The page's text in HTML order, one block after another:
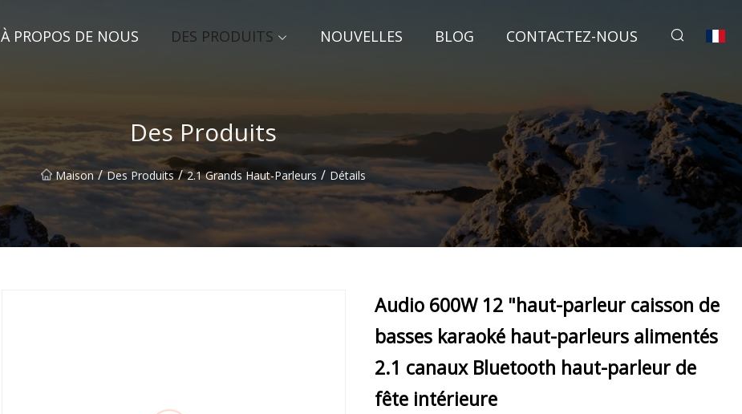
À PROPOS DE NOUS DES PRODUITS NOUVELLES BLOG CONTACTEZ-NOUS
Des Produits
Maison / Des Produits / 2.1 Grands Haut-Parleurs / Détails
Audio 600W 12 "haut-parleur caisson de
basses karaoké haut-parleurs alimentés
2.1 canaux Bluetooth haut-parleur de
fête intérieure